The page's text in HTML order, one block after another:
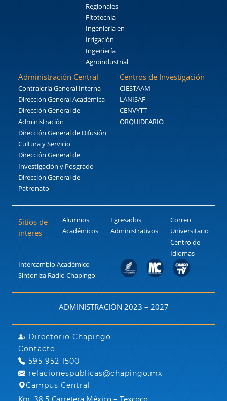
Regionales
Fitotecnia
Ingeniería en
Irrigación
Ingeniería
Agroindustrial
Administración Central
Contraloría General Interna
Dirección General Académica
Dirección General de
Administración
Dirección General de Difusión
Cultura y Servicio
Dirección General de
Investigación y Posgrado
Dirección General de
Patronato
Centros de Investigación
CIESTAAM
LANISAF
CENVYTT
ORQUIDEARIO
Sitios de
interes
Alumnos
Académicos
Egresados
Administrativos
Correo
Universitario
Centro de
Idiomas
Intercambio Académico
Sintoniza Radio Chapingo
ADMINISTRACIÓN 2023 – 2027
Directorio Chapingo
Contacto
595 952 1500
relacionespublicas@chapingo.mx
Campus Central